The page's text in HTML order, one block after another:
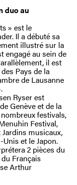
duo au
» est le
Il a débuté sa
illustré sur la
engagé au sein de
il est
Pays de la
de Lausanne
Ryser est
Genève et de la
festivals,
Festival,
musicaux,
et le Japon.
2 pièces du
Français
Arthur